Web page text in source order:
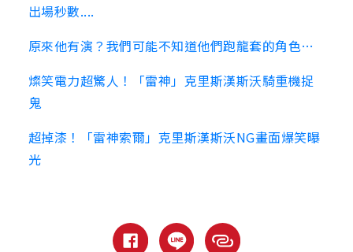
出場秒數....
原來他有演？我們可能不知道他們跑龍套的角色…
燦笑電力超驚人！「雷神」克里斯漢斯沃騎重機捉
鬼
超掉漆！「雷神索爾」克里斯漢斯沃NG畫面爆笑曝
光